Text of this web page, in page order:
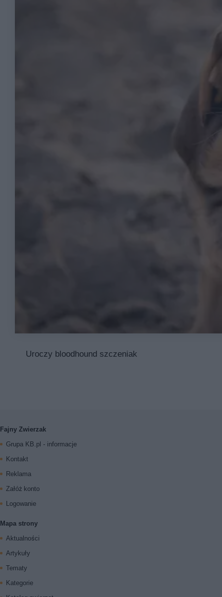
Uroczy bloodhound szczeniak
Fajny Zwierzak
Grupa KB.pl - informacje
Kontakt
Reklama
Załóż konto
Logowanie
Mapa strony
Aktualności
Artykuły
Tematy
Kategorie